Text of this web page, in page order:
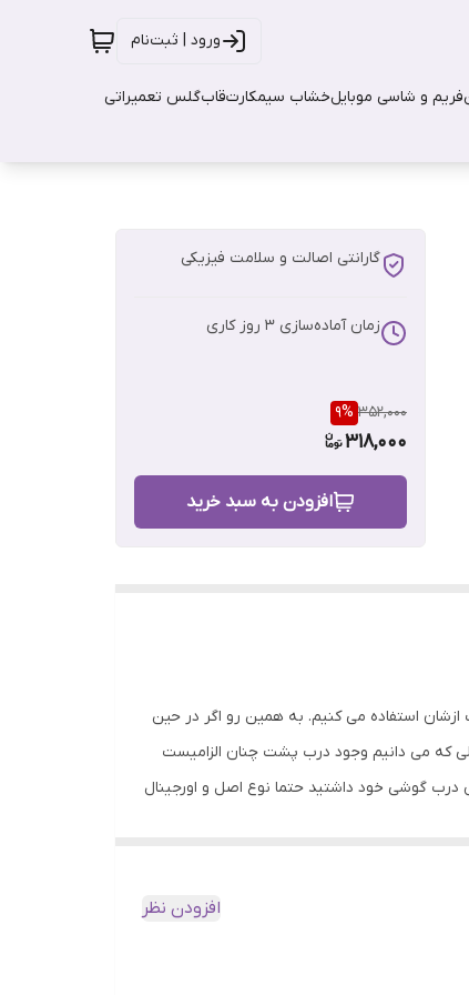
ورود | ثبت‌نام
فریم و شاسی موبایلخشاب سیمکارتقابگلس تعمیراتی
گارانتی اصالت و سلامت فیزیکی
زمان آماده‌سازی 3 روز کاری
352,000
9%
318,000
افزودن به سبد خرید
استفاده می کنیم. به همین رو اگر در حین
که می دانیم وجود درب پشت چنان الزامیست
گوشی خود داشتید حتما نوع اصل و اورجینال
افزودن نظر